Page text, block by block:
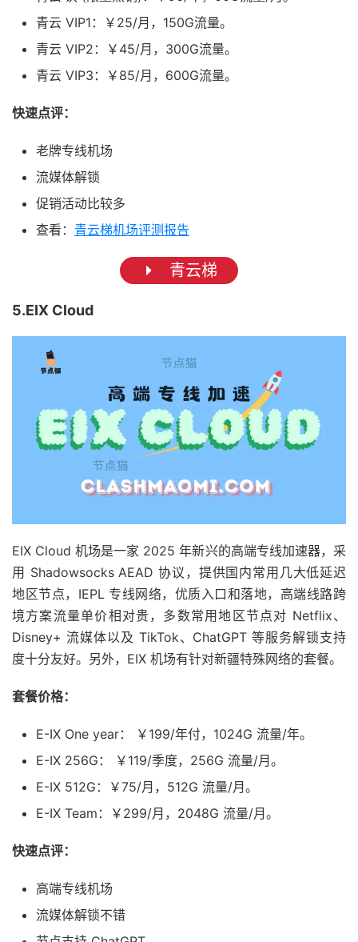
青云 VIP1：￥25/月，150G流量。
青云 VIP2：￥45/月，300G流量。
青云 VIP3：￥85/月，600G流量。
快速点评：
老牌专线机场
流媒体解锁
促销活动比较多
查看： 青云梯机场评测报告
青云梯
5.EIX Cloud
EIX Cloud 机场是一家 2025 年新兴的高端专线加速器，采
用 Shadowsocks AEAD 协议，提供国内常用几大低延迟
地区节点，IEPL 专线网络，优质入口和落地，高端线路跨
境方案流量单价相对贵，多数常用地区节点对 Netflix、
Disney+ 流媒体以及 TikTok、ChatGPT 等服务解锁支持
度十分友好。另外，EIX 机场有针对新疆特殊网络的套餐。
套餐价格：
E-IX One year： ￥199/年付，1024G 流量/年。
E-IX 256G： ￥119/季度，256G 流量/月。
E-IX 512G：￥75/月，512G 流量/月。
E-IX Team：￥299/月，2048G 流量/月。
快速点评：
高端专线机场
流媒体解锁不错